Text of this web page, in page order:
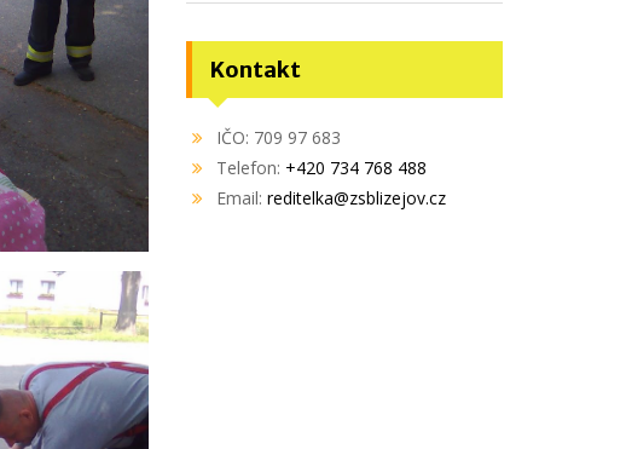
Kontakt
IČO: 709 97 683
Telefon: +420 734 768 488
Email: reditelka@zsblizejov.cz